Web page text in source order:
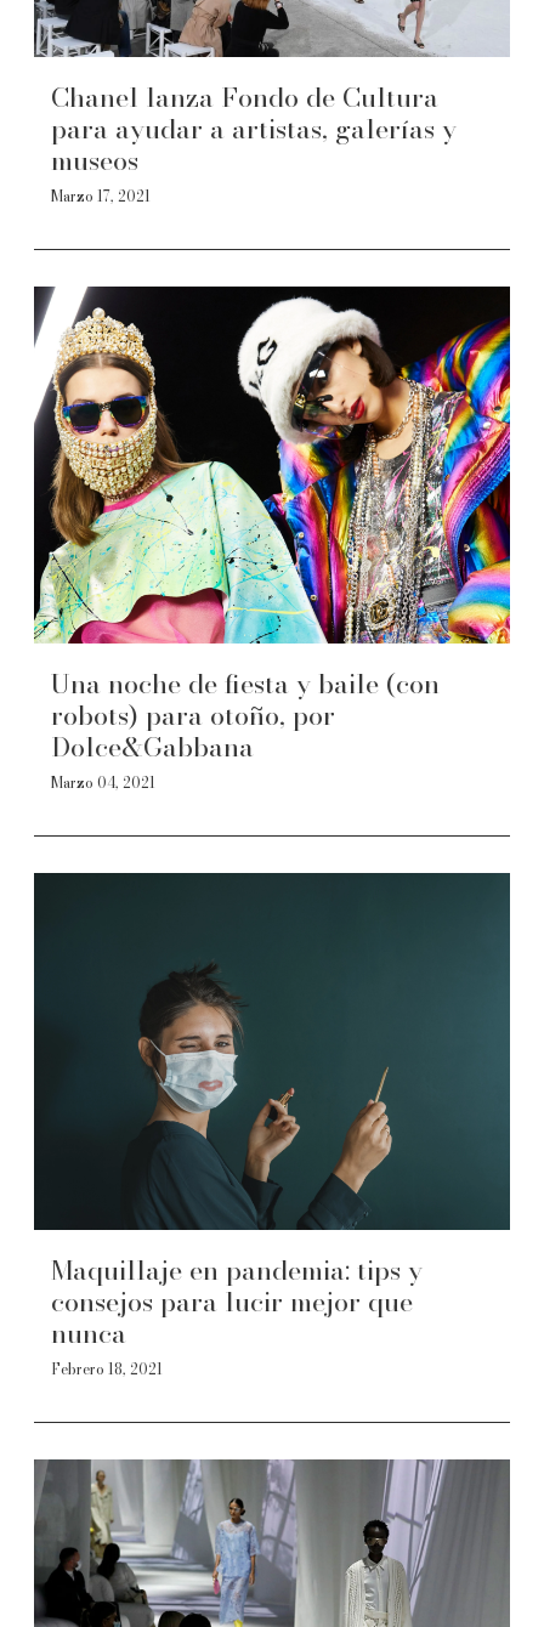
Chanel lanza Fondo de Cultura
para ayudar a artistas, galerías y
museos
Marzo 17, 2021
Una noche de fiesta y baile (con
robots) para otoño, por
Dolce&Gabbana
Marzo 04, 2021
Maquillaje en pandemia: tips y
consejos para lucir mejor que
nunca
Febrero 18, 2021